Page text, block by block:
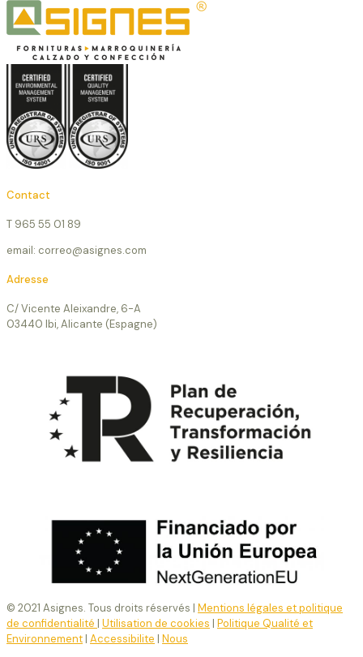
Contact
T 965 55 01 89
email: correo@asignes.com
Adresse
C/ Vicente Aleixandre, 6-A
03440 Ibi, Alicante (Espagne)
© 2021 Asignes. Tous droits réservés | Mentions légales et politique
de confidentialité | Utilisation de cookies | Politique Qualité et
Environnement| Accessibilite | Nous